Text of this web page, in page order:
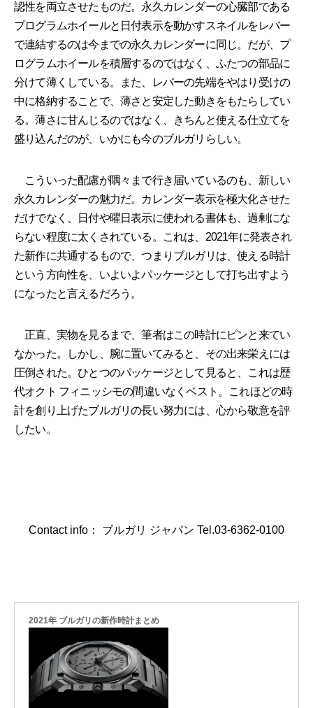
認性を両立させたものだ。永久カレンダーの心臓部である
プログラムホイールと日付表示を動かすスネイルをレバー
で連結するのは今までの永久カレンダーに同じ。だが、プ
ログラムホイールを積層するのではなく、ふたつの部品に
分けて薄くしている。また、レバーの先端をやはり受けの
中に格納することで、薄さと安定した動きをもたらしてい
る。薄さに甘んじるのではなく、きちんと使える仕立てを
盛り込んだのが、いかにも今のブルガリらしい。
こういった配慮が隅々まで行き届いているのも、新しい
永久カレンダーの魅力だ。カレンダー表示を極大化させた
だけでなく、日付や曜日表示に使われる書体も、過剰にな
らない程度に太くされている。これは、2021年に発表され
た新作に共通するもので、つまりブルガリは、使える時計
という方向性を、いよいよパッケージとして打ち出すよう
になったと言えるだろう。
正直、実物を見るまで、筆者はこの時計にピンと来てい
なかった。しかし、腕に置いてみると、その出来栄えには
圧倒された。ひとつのパッケージとして見ると、これは歴
代オクト フィニッシモの間違いなくベスト。これほどの時
計を創り上げたブルガリの長い努力には、心から敬意を評
したい。
Contact info： ブルガリ ジャパン Tel.03-6362-0100
2021年 ブルガリの新作時計まとめ